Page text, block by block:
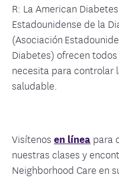
R: La American
Estadounidense de la
(Asociación
Diabetes) ofrecen
necesita para controlar
saludable.
Visítenos en línea para
nuestras clases y
Neighborhood Care en